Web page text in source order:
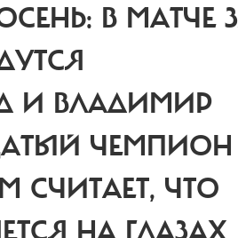
В МАТЧЕ
И ВЛАДИМИР
ЧЕМПИОН
ЧТО